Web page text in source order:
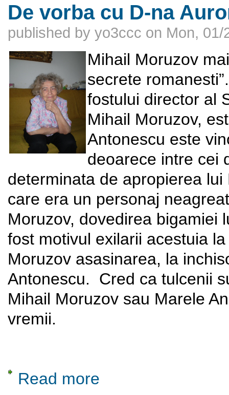
De vorba cu D-na
published by yo3ccc on Mon, 01/
Mihail Moruzov
secrete
fostului director al
Mihail Moruzov,
Antonescu este
deoarece intre cei
determinata de apropierea
care era un personaj
Moruzov, dovedirea bigamiei
fost motivul exilarii acestuia
Moruzov asasinarea, la
Antonescu. Cred ca tulcenii
Mihail Moruzov sau Marele
vremii.
Read more